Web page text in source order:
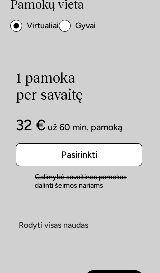
Pamokų vieta
Virtualiai Gyvai
1 pamoka
per savaitę
32 € už 60 min. pamoką
Pasirinkti
Galimybė savaitines pamokas
dalinti šeimos nariams
Rodyti visas naudas